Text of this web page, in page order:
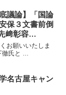
議論】「国論
保３文書前倒
﨑彰容
＞【BSフジ
お願いいたしま
氏と ...
名古屋キャン